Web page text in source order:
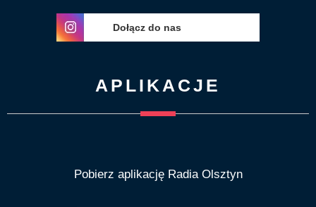
Dołącz do nas
APLIKACJE
Pobierz aplikację Radia Olsztyn